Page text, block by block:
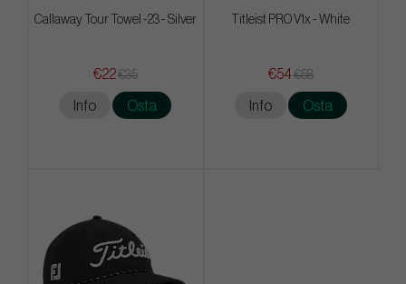
Callaway Tour Towel -23 - Silver
€22€35
Info Osta
Titleist PRO V1x - White
€54€58
Info Osta